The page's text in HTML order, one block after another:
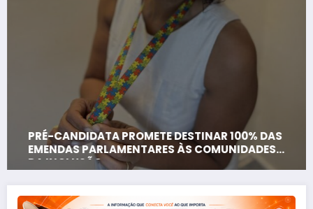
PRÉ-CANDIDATA PROMETE DESTINAR 100% DAS
EMENDAS PARLAMENTARES ÀS COMUNIDADES
DA INCLUSÃO